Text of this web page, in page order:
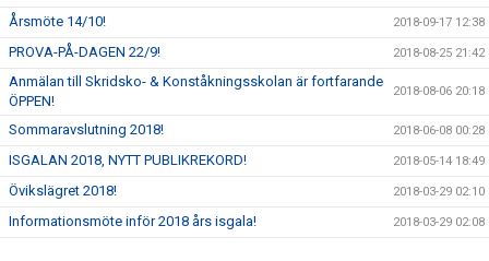
Årsmöte 14/10! 2018-09-17 12:38
PROVA-PÅ-DAGEN 22/9! 2018-08-25 21:42
Anmälan till Skridsko- & Konståkningsskolan är fortfarande
ÖPPEN!
2018-08-06 20:18
Sommaravslutning 2018! 2018-06-08 00:28
ISGALAN 2018, NYTT PUBLIKREKORD! 2018-05-14 18:49
Övikslägret 2018! 2018-03-29 02:10
Informationsmöte inför 2018 års isgala! 2018-03-29 02:08